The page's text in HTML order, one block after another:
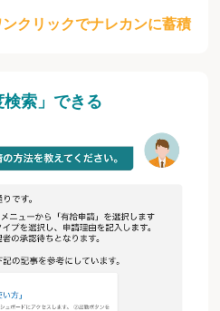
ンクリックでナレカンに蓄積
索」できる